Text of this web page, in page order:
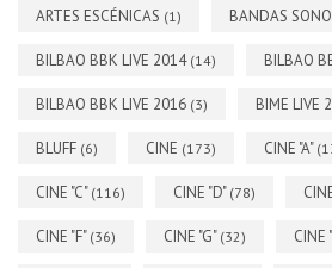
ARTES ESCÉNICAS (1) BANDAS
BILBAO BBK LIVE 2014 (14) BILBAO
BILBAO BBK LIVE 2016 (3) BIME LIVE
BLUFF (6) CINE (173) CINE "A"
CINE "C" (116) CINE "D" (78)
CINE "F" (36) CINE "G" (32) CINE